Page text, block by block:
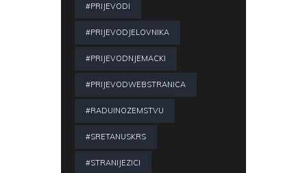
#PRIJEVODI
#PRIJEVODJELOVNIKA
#PRIJEVODNJEMACKI
#PRIJEVODWEBSTRANICA
#RADUINOZEMSTVU
#SRETANUSKRS
#STRANIJEZICI